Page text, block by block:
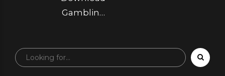
Gambling
Guidance for your
Secure, Compliant